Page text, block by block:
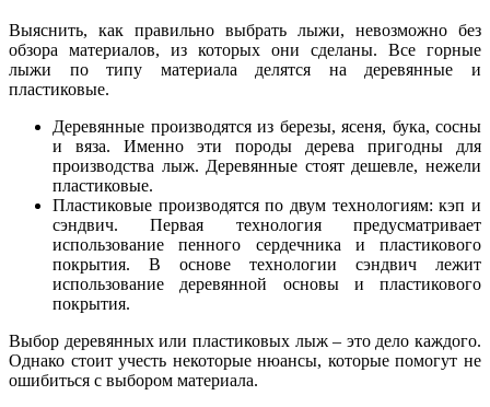
Выяснить, как правильно выбрать лыжи, невозможно без
обзора материалов, из которых они сделаны. Все горные
лыжи по типу материала делятся на деревянные и
пластиковые.
Деревянные производятся из березы, ясеня, бука, сосны
и вяза. Именно эти породы дерева пригодны для
производства лыж. Деревянные стоят дешевле, нежели
пластиковые.
Пластиковые производятся по двум технологиям: кэп и
сэндвич. Первая технология предусматривает
использование пенного сердечника и пластикового
покрытия. В основе технологии сэндвич лежит
использование деревянной основы и пластикового
покрытия.
Выбор деревянных или пластиковых лыж – это дело каждого.
Однако стоит учесть некоторые нюансы, которые помогут не
ошибиться с выбором материала.